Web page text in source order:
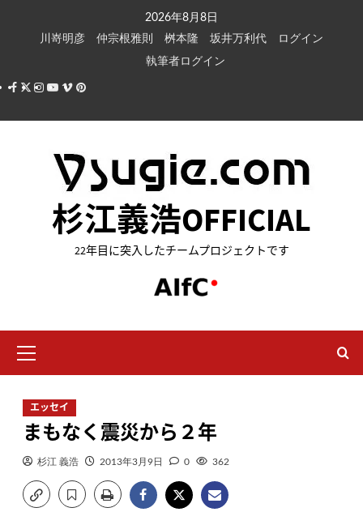
キ
2026年8月8日
川嵜明彦
仲宗根雅則 桝本隆 坂井万利代
ログイン
執筆者ログイン
Facebook
X Instagram
Youtube
VimeoPinterest
杉江義浩OFFICIAL
22年目に突入したチームプロジェクトです
イ
ン
ニ
ュ
ー
エッセイ
まもなく震災から２年
杉江 義浩 2013年3月9日 0 362